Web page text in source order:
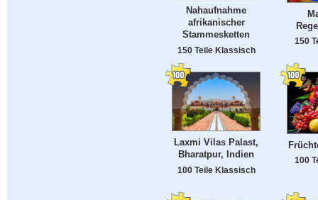
Nahaufnahme
afrikanischer
Stammesketten
150 Teile Klassisch
150
Laxmi Vilas Palast,
Bharatpur, Indien
100 Teile Klassisch
100